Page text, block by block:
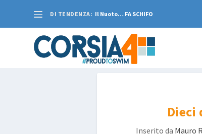
DI TENDENZA: Il Nuoto… FA SCHIFO
Inserito da Mauro